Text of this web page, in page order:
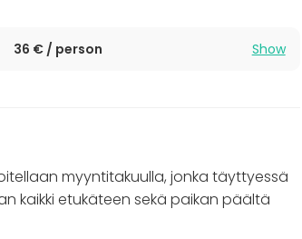
36 € / person Show
myyntitakuulla, jonka täyttyessä
kaikki etukäteen sekä paikan päältä